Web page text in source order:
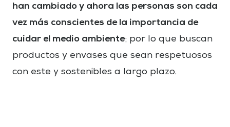
han cambiado y ahora las personas son cada
vez más conscientes de la importancia de
cuidar el medio ambiente; por lo que buscan
productos y envases que sean respetuosos
con este y sostenibles a largo plazo.